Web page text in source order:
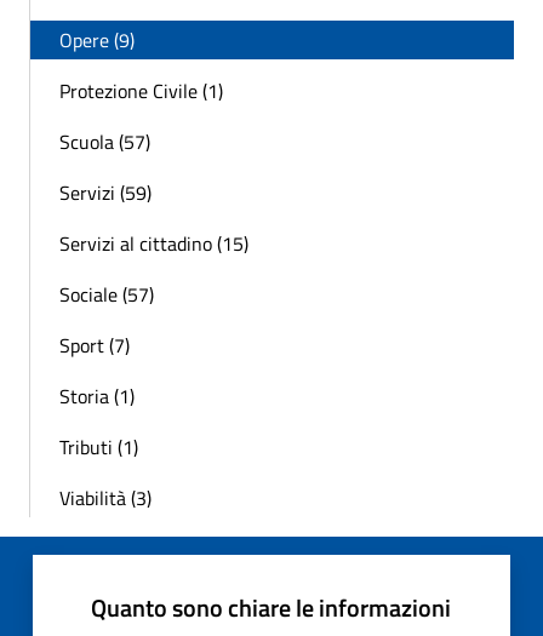
Opere (9)
Protezione Civile (1)
Scuola (57)
Servizi (59)
Servizi al cittadino (15)
Sociale (57)
Sport (7)
Storia (1)
Tributi (1)
Viabilità (3)
Quanto sono chiare le informazioni